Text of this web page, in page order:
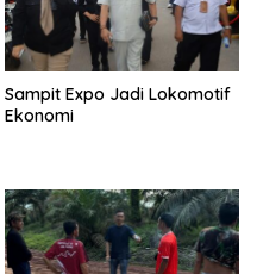
Sampit Expo Jadi Lokomotif
Ekonomi